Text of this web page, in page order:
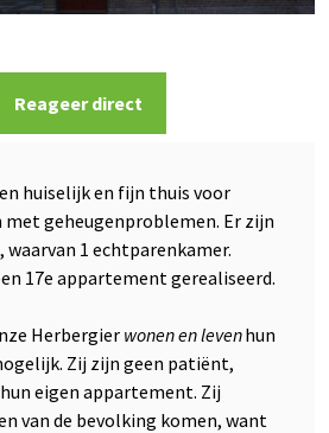
Reageer direct
huiselijk en fijn thuis voor
met geheugenproblemen. Er zijn
1 echtparenkamer.
17e appartement gerealiseerd.
Herbergier wonen en levenhun
Zij zijn geen patiënt,
eigen appartement. Zij
van de bevolking komen, want